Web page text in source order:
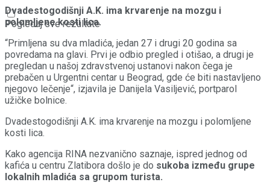
Pogledaj sve rezultate
Dvadestogodišnji A.K. ima krvarenje na mozgu i
polomljene kosti lica.
“Primljena su dva mladića, jedan 27 i drugi 20 godina sa
povredama na glavi. Prvi je odbio pregled i otišao, a drugi je
pregledan u našoj zdravstvenoj ustanovi nakon čega je
prebačen u Urgentni centar u Beograd, gde će biti nastavljeno
njegovo lečenje“, izjavila je Danijela Vasiljević, portparol
užičke bolnice.
Dvadestogodišnji A.K. ima krvarenje na mozgu i polomljene
kosti lica.
Kako agencija RINA nezvanično saznaje, ispred jednog od
kafića u centru Zlatibora došlo je do sukoba između grupe
lokalnih mladića sa grupom turista.